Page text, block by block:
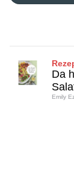
Da
Emily